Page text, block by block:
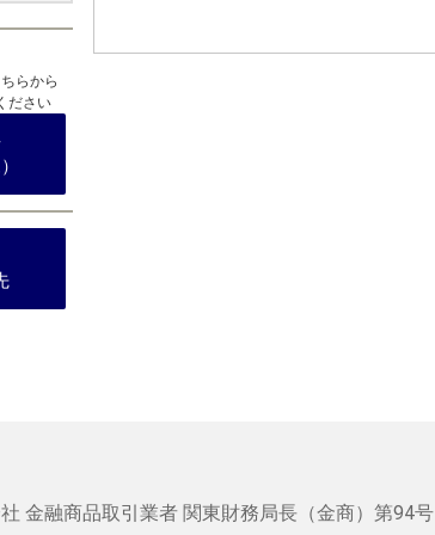
らから
ださい
金融商品取引業者 関東財務局長（金商）第94号